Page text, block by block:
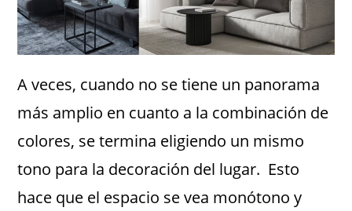
A veces, cuando no se tiene un panorama
más amplio en cuanto a la combinación de
colores, se termina eligiendo un mismo
tono para la decoración del lugar. Esto
hace que el espacio se vea monótono y